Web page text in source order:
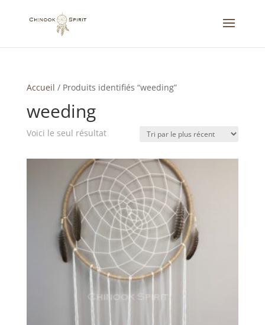
Accueil / Produits identifiés “weeding”
weeding
Voici le seul résultat